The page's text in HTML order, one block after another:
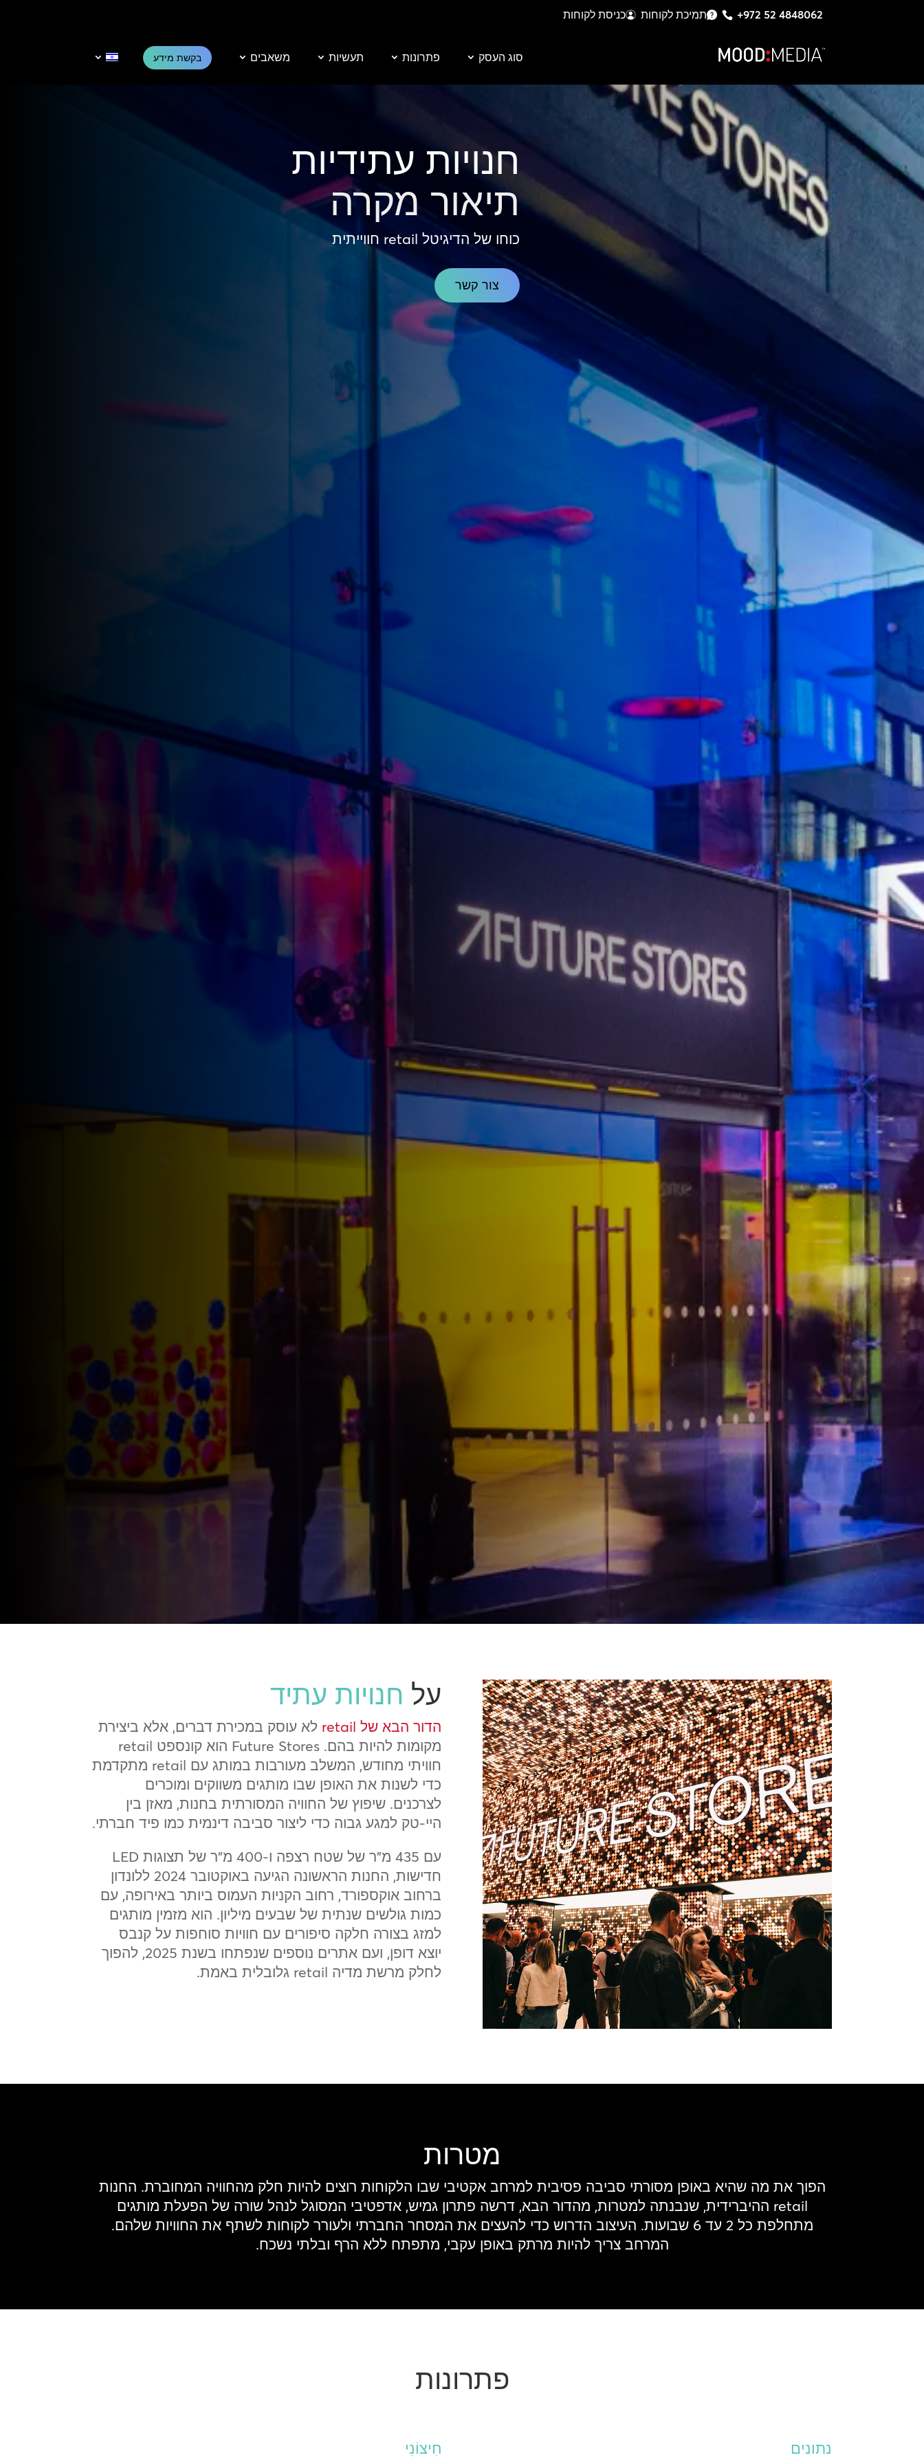
+972 52 4848062 תמיכת לקוחות כניסת לקוחות
סוג העסק פתרונות תעשיות משאבים בקשת מידע
חנויות עתידיות
תיאור מקרה
כוחו של הדיגיטל retail חווייתית
צור קשר
על חנויות עתיד
הדור הבא של retail
לא עוסק במכירת דברים, אלא ביצירת
מקומות להיות בהם. Future Stores הוא קונספט retail
חוויתי מחודש, המשלב מעורבות במותג עם retail מתקדמת
כדי לשנות את האופן שבו מותגים משווקים ומוכרים
לצרכנים. שיפוץ של החוויה המסורתית בחנות, מאזן בין
היי-טק למגע גבוה כדי ליצור סביבה דינמית כמו פיד חברתי.
עם 435 מ"ר של שטח רצפה ו-400 מ"ר של תצוגות LED
חדישות, החנות הראשונה הגיעה באוקטובר 2024 ללונדון
ברחוב אוקספורד, רחוב הקניות העמוס ביותר באירופה, עם
כמות גולשים שנתית של שבעים מיליון. הוא מזמין מותגים
למזג בצורה חלקה סיפורים עם חוויות סוחפות על קנבס
יוצא דופן, ועם אתרים נוספים שנפתחו בשנת 2025, להפוך
לחלק מרשת מדיה retail גלובלית באמת.
מטרות
הפוך את מה שהיא באופן מסורתי סביבה פסיבית למרחב אקטיבי שבו הלקוחות רוצים להיות חלק מהחוויה המחוברת. החנות
retail ההיברידית, שנבנתה למטרות, מהדור הבא, דרשה פתרון גמיש, אדפטיבי המסוגל לנהל שורה של הפעלת מותגים
מתחלפת כל 2 עד 6 שבועות. העיצוב הדרוש כדי להעצים את המסחר החברתי ולעורר לקוחות לשתף את החוויות שלהם.
המרחב צריך להיות מרתק באופן עקבי, מתפתח ללא הרף ובלתי נשכח.
פתרונות
חִיצוֹנִי נתונים